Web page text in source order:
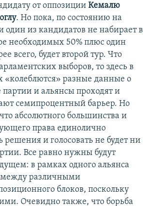
от оппозиции Кемалю
. Но пока, по состоянию на
один из кандидатов не набирает в
необходимых 50% плюс один
всего, будет второй тур. Что
выборов, то здесь в
«колеблются» разные данные о
и альянсы проходят и
семипроцентный барьер. Но
абсолютного большинства и
права единолично
и голосовать не будет ни
Все равно нужны будут
в рамках одного альянса
различными
блоков, поскольку
Очевидно также, что борьба